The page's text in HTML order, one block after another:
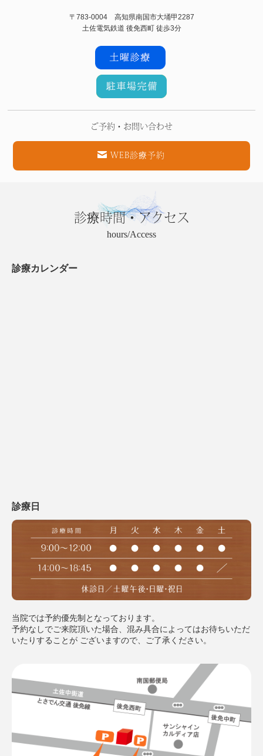
〒783-0004 高知県南国市大埇甲2287
土佐電気鉄道 後免西町 徒歩3分
ご予約・お問い合わせ
WEB診療予約
診療時間・アクセス
hours/Access
診療カレンダー
診療日
当院では予約優先制となっております。
予約なしでご来院頂いた場合、混み具合によってはお待ちいただ
いたりすることが ございますので、ご了承ください。